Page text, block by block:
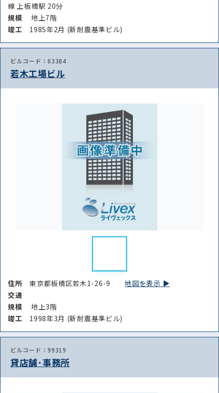
線 上板橋駅 20分
規模
地上7階
竣⼯ 1985年2月 (新耐震基準ビル)
ビルコード：63384
若木工場ビル
住所東京都板橋区若木1-26-9地図を表示 ▶︎
交通
規模
地上3階
竣⼯ 1998年3月 (新耐震基準ビル)
ビルコード：99319
貸店舗･事務所